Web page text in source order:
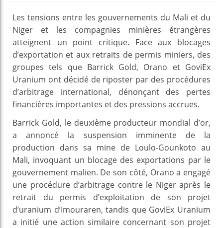
Les tensions entre les gouvernements du Mali et du
Niger et les compagnies minières étrangères
atteignent un point critique. Face aux blocages
d’exportation et aux retraits de permis miniers, des
groupes tels que Barrick Gold, Orano et GoviEx
Uranium ont décidé de riposter par des procédures
d’arbitrage international, dénonçant des pertes
financières importantes et des pressions accrues.
Barrick Gold, le deuxième producteur mondial d’or,
a annoncé la suspension imminente de la
production dans sa mine de Loulo-Gounkoto au
Mali, invoquant un blocage des exportations par le
gouvernement malien. De son côté, Orano a engagé
une procédure d’arbitrage contre le Niger après le
retrait du permis d’exploitation de son projet
d’uranium d’Imouraren, tandis que GoviEx Uranium
a initié une action similaire concernant son projet